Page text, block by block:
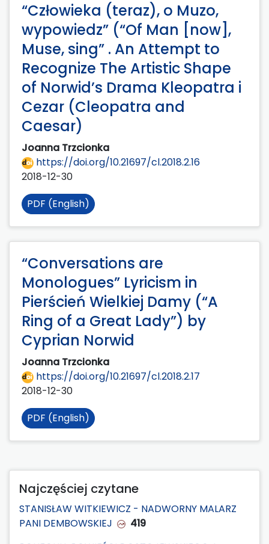
“Człowieka (teraz), o Muzo,
wypowiedz” (“Of Man [now],
Muse, sing” . An Attempt to
Recognize The Artistic Shape
of Norwid’s Drama Kleopatra i
Cezar (Cleopatra and
Caesar)
Joanna Trzcionka
https://doi.org/10.21697/cl.2018.2.16
2018-12-30
PDF (English)
“Conversations are
Monologues” Lyricism in
Pierścień Wielkiej Damy (“A
Ring of a Great Lady”) by
Cyprian Norwid
Joanna Trzcionka
https://doi.org/10.21697/cl.2018.2.17
2018-12-30
PDF (English)
Najczęściej czytane
STANISŁAW WITKIEWICZ - NADWORNY MALARZ
PANI DEMBOWSKIEJ
419